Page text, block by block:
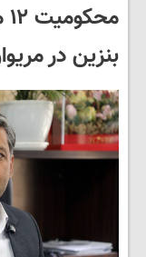
بنزین در